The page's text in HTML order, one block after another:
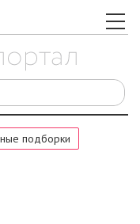
подборки